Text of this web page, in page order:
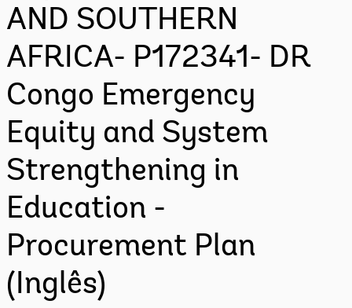
AND SOUTHERN
AFRICA- P172341- DR
Congo Emergency
Equity and System
Strengthening in
Education -
Procurement Plan
(Inglês)